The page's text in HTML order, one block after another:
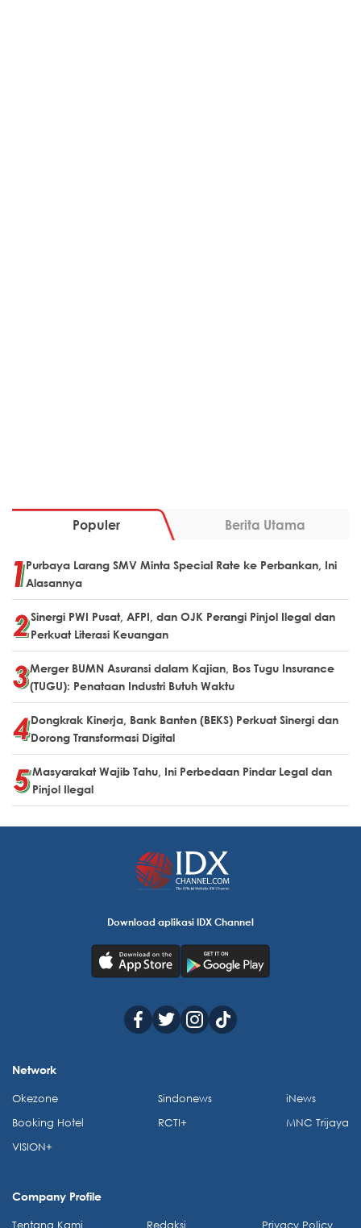
Populer Berita Utama
Purbaya Larang SMV Minta Special Rate ke Perbankan, Ini
Alasannya
Sinergi PWI Pusat, AFPI, dan OJK Perangi Pinjol Ilegal dan
Perkuat Literasi Keuangan
Merger BUMN Asuransi dalam Kajian, Bos Tugu Insurance
(TUGU): Penataan Industri Butuh Waktu
Dongkrak Kinerja, Bank Banten (BEKS) Perkuat Sinergi dan
Dorong Transformasi Digital
Masyarakat Wajib Tahu, Ini Perbedaan Pindar Legal dan
Pinjol Ilegal
Download aplikasi IDX Channel
Network
Okezone
Booking Hotel
VISION+
Sindonews
RCTI+
iNews
MNC Trijaya
Company Profile